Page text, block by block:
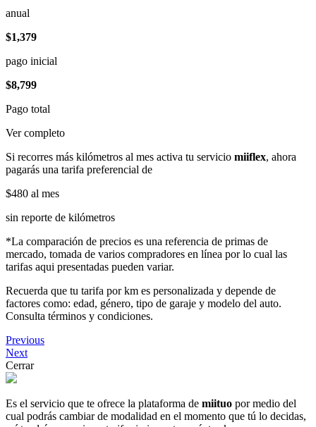
anual
$1,379
pago inicial
$8,799
Pago total
Ver completo
Si recorres más kilómetros al mes activa tu servicio miiflex, ahora
pagarás una tarifa preferencial de
$480 al mes
sin reporte de kilómetros
*La comparación de precios es una referencia de primas de
mercado, tomada de varios compradores en línea por lo cual las
tarifas aqui presentadas pueden variar.
Recuerda que tu tarifa por km es personalizada y depende de
factores como: edad, género, tipo de garaje y modelo del auto.
Consulta términos y condiciones.
Previous
Next
Cerrar
Es el servicio que te ofrece la plataforma de miituo por medio del
cual podrás cambiar de modalidad en el momento que tú lo decidas,